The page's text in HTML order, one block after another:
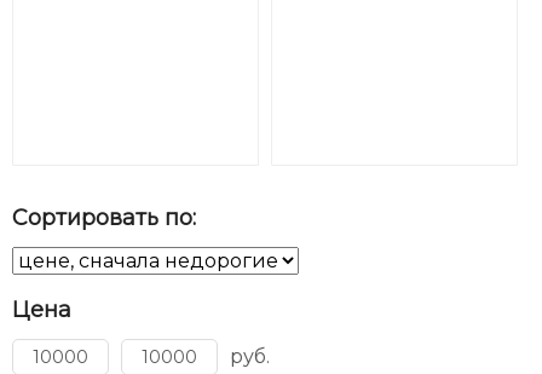
Сортировать по:
Цена
руб.